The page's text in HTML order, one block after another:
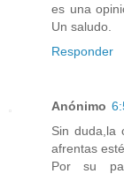
es una
Un saludo.
Responder
Anónimo
Sin duda,la
afrentas
Por su